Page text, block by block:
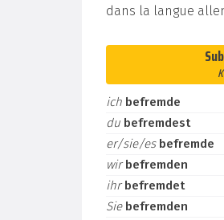
dans la langue
ich befremde
du befremdest
er/sie/es befremde
wirbefremden
ihrbefremdet
Sie befremden